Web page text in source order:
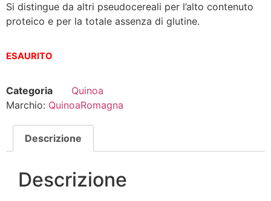
Si distingue da altri pseudocereali per l’alto contenuto
proteico e per la totale assenza di glutine.
ESAURITO
Categoria
Quinoa
Marchio: QuinoaRomagna
Descrizione
Descrizione